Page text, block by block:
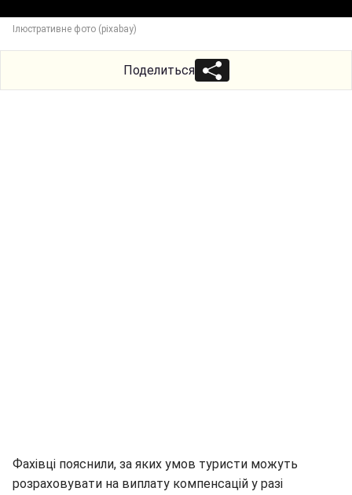
Ілюстративне фото (pixabay)
Поделиться
Фахівці пояснили, за яких умов туристи можуть
розраховувати на виплату компенсацій у разі